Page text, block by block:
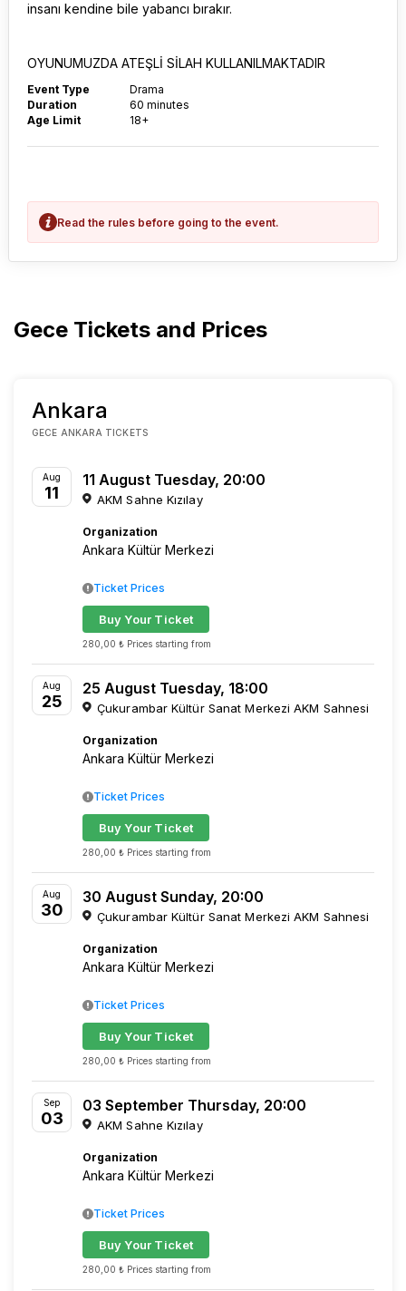
insanı kendine bile yabancı bırakır.
OYUNUMUZDA ATEŞLİ SİLAH KULLANILMAKTADIR
Event Type
Drama
Duration
60 minutes
Age Limit
18+
Read the rules before going to the event.
Gece Tickets and Prices
Ankara
GECE ANKARA TICKETS
Aug
11
11 August Tuesday, 20:00
AKM Sahne Kızılay
Organization
Ankara Kültür Merkezi
280,00 ₺ Prices starting from
Buy Your Ticket
Ticket Prices
Aug
25
25 August Tuesday, 18:00
Çukurambar Kültür Sanat Merkezi AKM Sahnesi
Organization
Ankara Kültür Merkezi
280,00 ₺ Prices starting from
Buy Your Ticket
Ticket Prices
Aug
30
30 August Sunday, 20:00
Çukurambar Kültür Sanat Merkezi AKM Sahnesi
Organization
Ankara Kültür Merkezi
280,00 ₺ Prices starting from
Buy Your Ticket
Ticket Prices
Sep
03
03 September Thursday, 20:00
AKM Sahne Kızılay
Organization
Ankara Kültür Merkezi
280,00 ₺ Prices starting from
Buy Your Ticket
Ticket Prices